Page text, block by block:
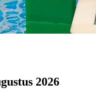
2026